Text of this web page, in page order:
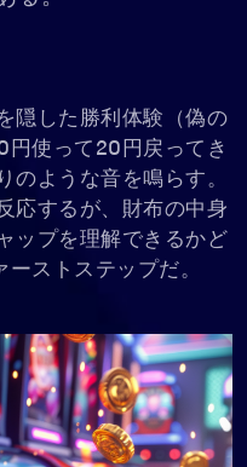
隠した勝利体験（偽の
円使って20円戻ってき
のような音を鳴らす。
応するが、財布の中身
ップを理解できるかど
ストステップだ。